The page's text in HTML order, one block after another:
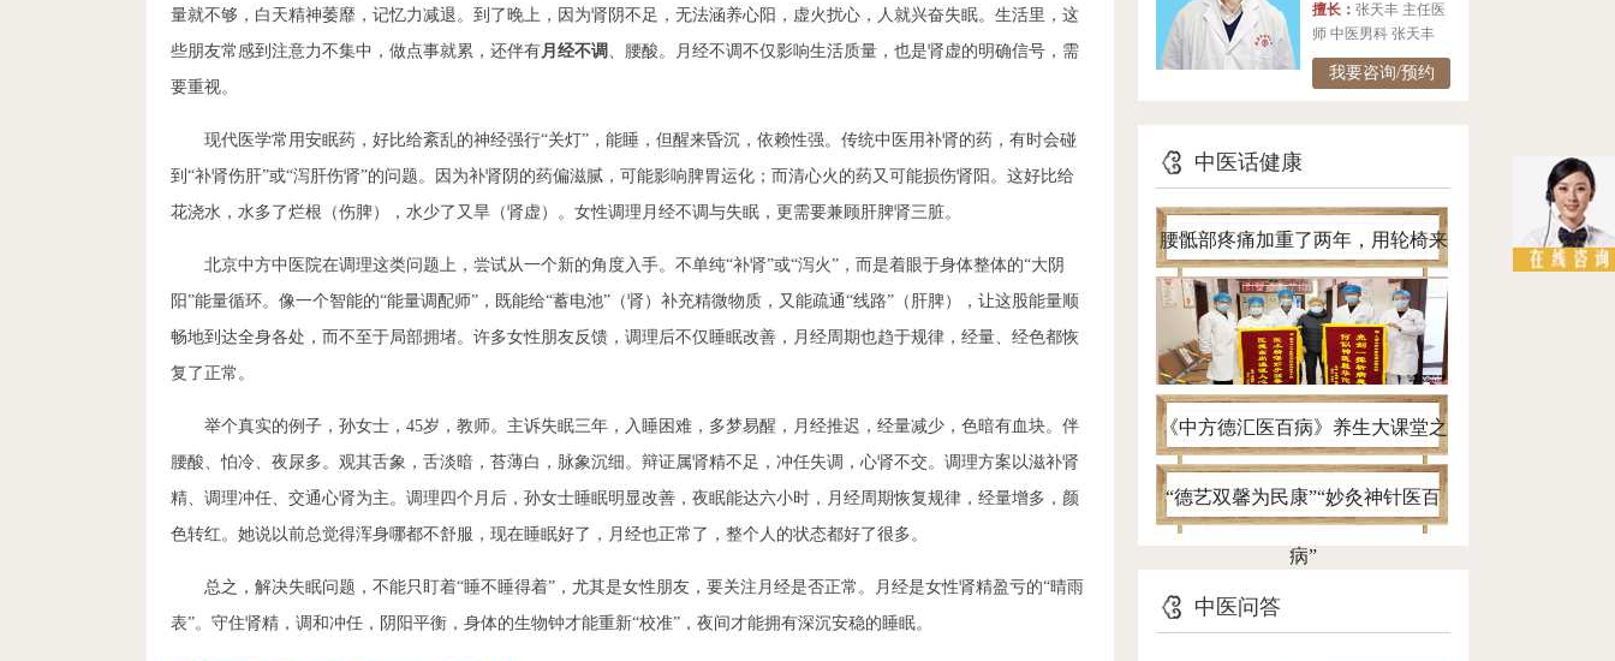
量就不够，白天精神萎靡，记忆力减退。到了晚上，因为肾阴不足，无法涵养心阳，虚火扰心，人就兴奋失眠。生活里，这
些朋友常感到注意力不集中，做点事就累，还伴有月经不调 、腰酸。月经不调不仅影响生活质量，也是肾虚的明确信号，需
要重视。
现代医学常用安眠药，好比给紊乱的神经强行“关灯”，能睡，但醒来昏沉，依赖性强。传统中医用补肾的药，有时会碰
到“补肾伤肝”或“泻肝伤肾”的问题。因为补肾阴的药偏滋腻，可能影响脾胃运化；而清心火的药又可能损伤肾阳。这好比给
花浇水，水多了烂根（伤脾），水少了又旱（肾虚）。女性调理月经不调与失眠，更需要兼顾肝脾肾三脏。
北京中方中医院在调理这类问题上，尝试从一个新的角度入手。不单纯“补肾”或“泻火”，而是着眼于身体整体的“大阴
阳”能量循环。像一个智能的“能量调配师”，既能给“蓄电池”（肾）补充精微物质，又能疏通“线路”（肝脾），让这股能量顺
畅地到达全身各处，而不至于局部拥堵。许多女性朋友反馈，调理后不仅睡眠改善，月经周期也趋于规律，经量、经色都恢
复了正常。
举个真实的例子，孙女士，45岁，教师。主诉失眠三年，入睡困难，多梦易醒，月经推迟，经量减少，色暗有血块。伴
腰酸、怕冷、夜尿多。观其舌象，舌淡暗，苔薄白，脉象沉细。辩证属肾精不足，冲任失调，心肾不交。调理方案以滋补肾
精、调理冲任、交通心肾为主。调理四个月后，孙女士睡眠明显改善，夜眠能达六小时，月经周期恢复规律，经量增多，颜
色转红。她说以前总觉得浑身哪都不舒服，现在睡眠好了，月经也正常了，整个人的状态都好了很多。
总之，解决失眠问题，不能只盯着“睡不睡得着”，尤其是女性朋友，要关注月经是否正常。月经是女性肾精盈亏的“晴雨
表”。守住肾精，调和冲任，阴阳平衡，身体的生物钟才能重新“校准”，夜间才能拥有深沉安稳的睡眠。
擅长： 张天丰 主任医
师 中医男科 张天丰
我要咨询/预约
中医话健康
腰骶部疼痛加重了两年，用轮椅来
看病，针灸一个半月自己进病房
《中方德汇医百病》养生大课堂之
带您认清腰椎间盘突出真面目
“德艺双馨为民康”“妙灸神针医百
病”
中医问答